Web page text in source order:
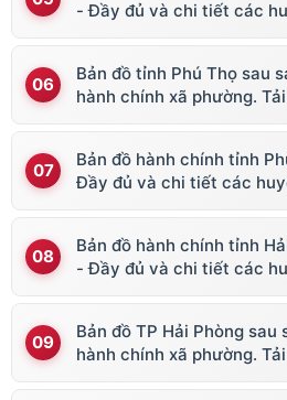
- Đầy đủ và chi tiết các
Bản đồ tỉnh Phú Thọ sau
hành chính xã phường.
Bản đồ hành chính tỉnh
Đầy đủ và chi tiết các
Bản đồ hành chính tỉnh
- Đầy đủ và chi tiết các
Bản đồ TP Hải Phòng sau
hành chính xã phường.